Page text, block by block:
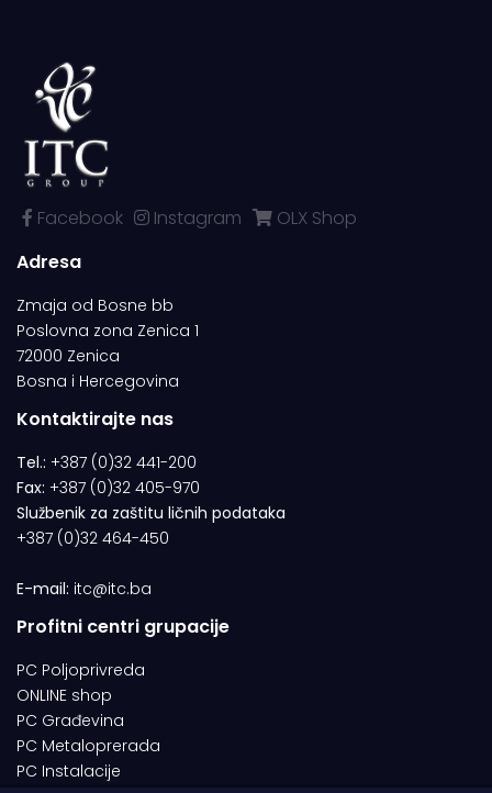
Facebook Instagram
OLX Shop
Adresa
Zmaja od Bosne bb
Poslovna zona Zenica 1
72000 Zenica
Bosna i Hercegovina
Kontaktirajte nas
Tel.: +387 (0)32 441-200
Fax: +387 (0)32 405-970
Službenik za zaštitu ličnih podataka
+387 (0)32 464-450
E-mail: itc@itc.ba
Profitni centri grupacije
PC Poljoprivreda
ONLINE shop
PC Građevina
PC Metaloprerada
PC Instalacije